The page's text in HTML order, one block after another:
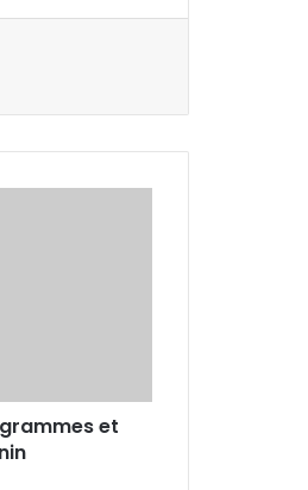
et